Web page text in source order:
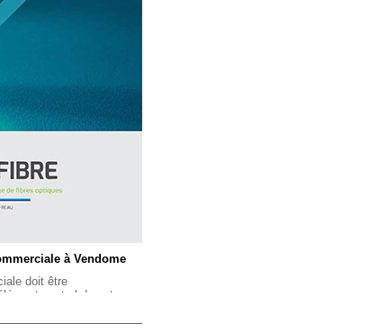
à Vendome
doit être
central de votre
de ce document